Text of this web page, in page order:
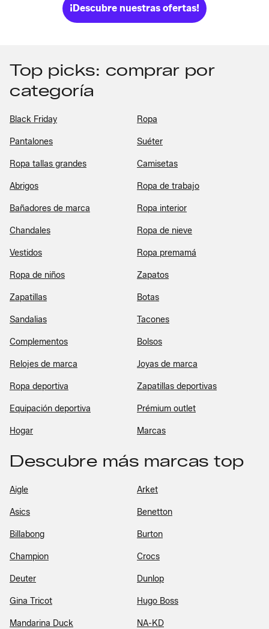
¡Descubre nuestras ofertas!
Top picks: comprar por
categoría
Black Friday Ropa
Pantalones Suéter
Ropa tallas grandes Camisetas
Abrigos Ropa de trabajo
Bañadores de marca Ropa interior
Chandales Ropa de nieve
Vestidos Ropa premamá
Ropa de niños Zapatos
Zapatillas Botas
Sandalias Tacones
Complementos Bolsos
Relojes de marca Joyas de marca
Ropa deportiva Zapatillas deportivas
Equipación deportiva Prémium outlet
Hogar Marcas
Descubre más marcas top
Aigle Arket
Asics Benetton
Billabong Burton
Champion Crocs
Deuter Dunlop
Gina Tricot Hugo Boss
Mandarina Duck NA-KD